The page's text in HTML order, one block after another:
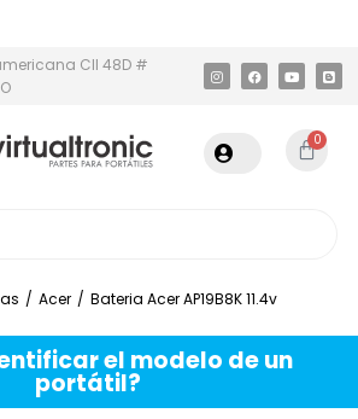
Cll 48D #
0
/ Acer / Bateria Acer AP19B8K 11.4v
el modelo de un
portátil?